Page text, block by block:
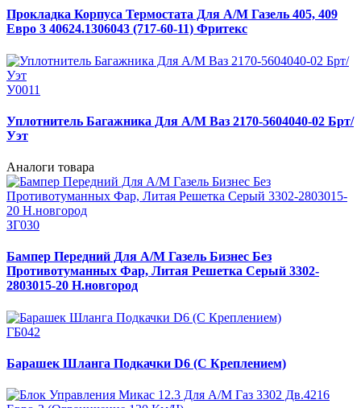
Прокладка Корпуса Термостата Для А/М Газель 405, 409
Евро 3 40624.1306043 (717-60-11) Фритекс
У0011
Уплотнитель Багажника Для А/М Ваз 2170-5604040-02 Брт/
Уэт
Аналоги товара
ЗГ030
Бампер Передний Для А/М Газель Бизнес Без
Противотуманных Фар, Литая Решетка Серый 3302-
2803015-20 Н.новгород
ГБ042
Барашек Шланга Подкачки D6 (С Креплением)